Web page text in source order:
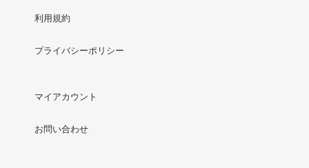
利用規約
プライバシーポリシー
マイアカウント
お問い合わせ